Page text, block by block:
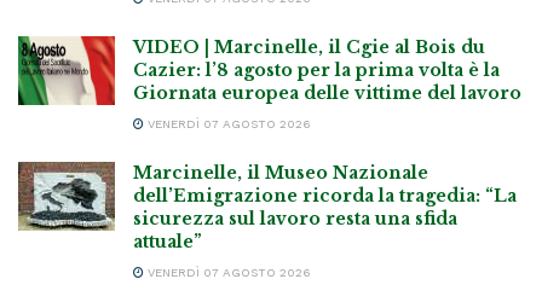
VIDEO | Marcinelle, il Cgie al Bois du
Cazier: l’8 agosto per la prima volta è la
Giornata europea delle vittime del lavoro
VENERDÌ 07 AGOSTO 2026
Marcinelle, il Museo Nazionale
dell’Emigrazione ricorda la tragedia: “La
sicurezza sul lavoro resta una sfida
attuale”
VENERDÌ 07 AGOSTO 2026